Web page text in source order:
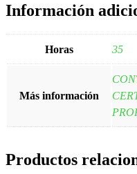
Información
Horas 35
Más información
Productos